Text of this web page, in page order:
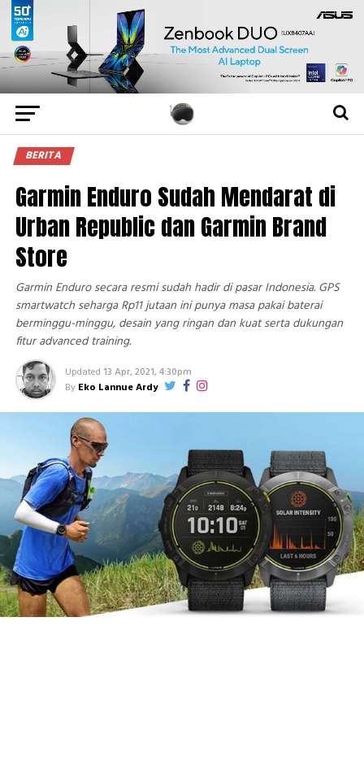
BERITA
Garmin Enduro Sudah Mendarat di
Urban Republic dan Garmin Brand
Store
Garmin Enduro secara resmi sudah hadir di pasar Indonesia. GPS
smartwatch seharga Rp11 jutaan ini punya masa pakai baterai
berminggu-minggu, desain yang ringan dan kuat serta dukungan
fitur advanced training.
Updated 13 Apr, 2021, 4:30pm
By Eko Lannue Ardy